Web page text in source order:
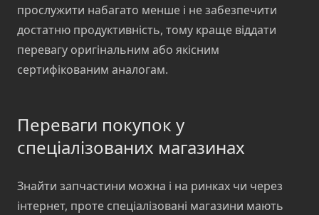
прослужити набагато менше і не забезпечити
достатню продуктивність, тому краще віддати
перевагу оригінальним або якісним
сертифікованим аналогам.
Переваги покупок у
спеціалізованих магазинах
Знайти запчастини можна і на ринках чи через
інтернет, проте спеціалізовані магазини мають